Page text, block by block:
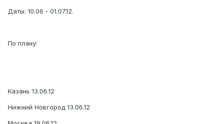
Даты: 10.06 - 01.07.12.
По плану:
Казань 13.06.12
Нижний Новгород 13.06.12